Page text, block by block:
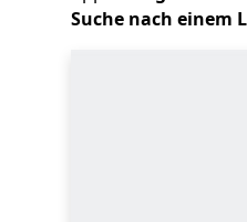
Suche nach einem